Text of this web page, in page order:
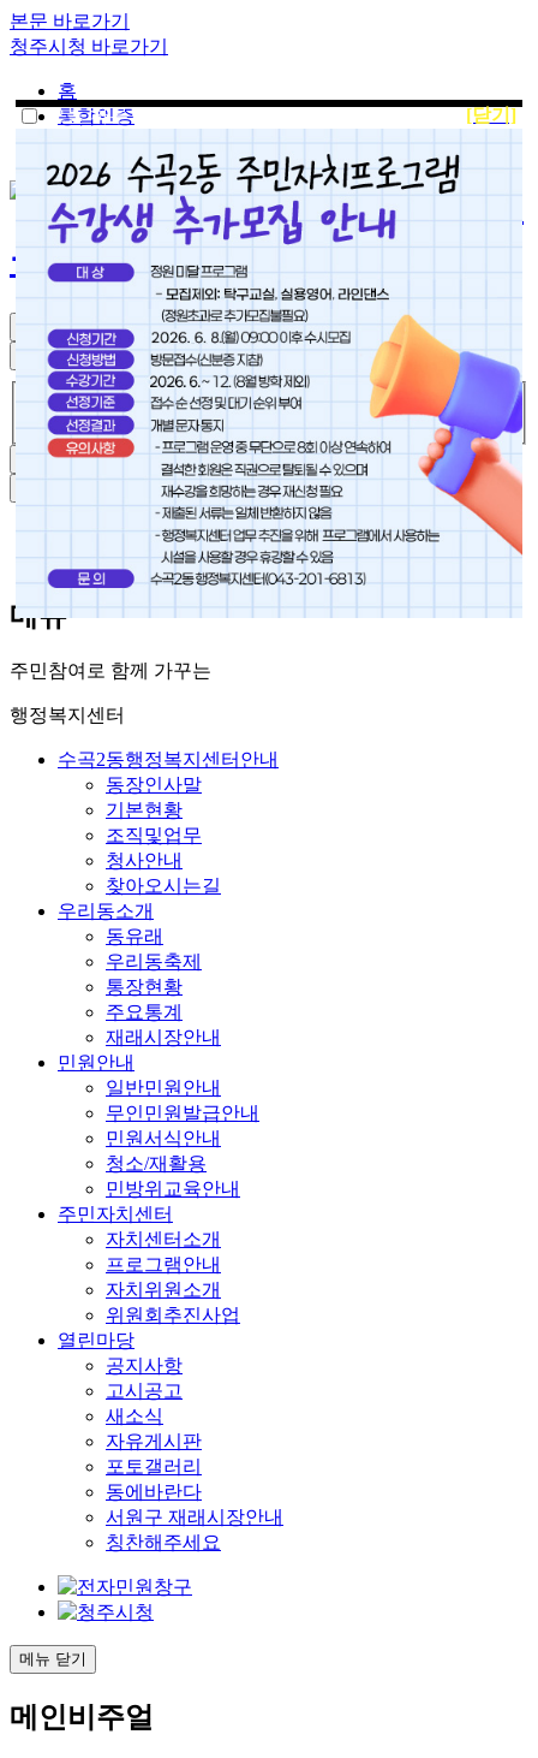
본문 바로가기
오늘 하루 동안 안 보기 [닫기]
청주시청 바로가기
홈
통합인증
곡2동행정복지센터
메뉴 열기
검색창 열기
통합검색
통합검색
검색창 닫기
통합인증
메뉴
주민참여로 함께 가꾸는
행정복지센터
수곡2동행정복지센터안내
동장인사말
기본현황
조직및업무
청사안내
찾아오시는길
우리동소개
동유래
우리동축제
통장현황
주요통계
재래시장안내
민원안내
일반민원안내
무인민원발급안내
민원서식안내
청소/재활용
민방위교육안내
주민자치센터
자치센터소개
프로그램안내
자치위원소개
위원회추진사업
열린마당
공지사항
고시공고
새소식
자유게시판
포토갤러리
동에바란다
서원구 재래시장안내
칭찬해주세요
메뉴 닫기
메인비주얼